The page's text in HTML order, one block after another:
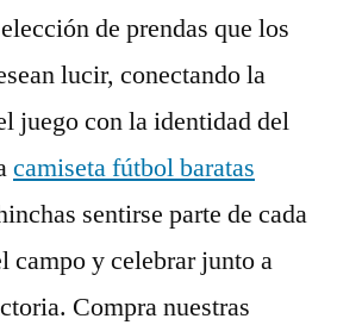
de prendas que los
lucir, conectando la
juego con la identidad del
camiseta fútbol baratas
sentirse parte de cada
campo y celebrar junto a
Compra nuestras